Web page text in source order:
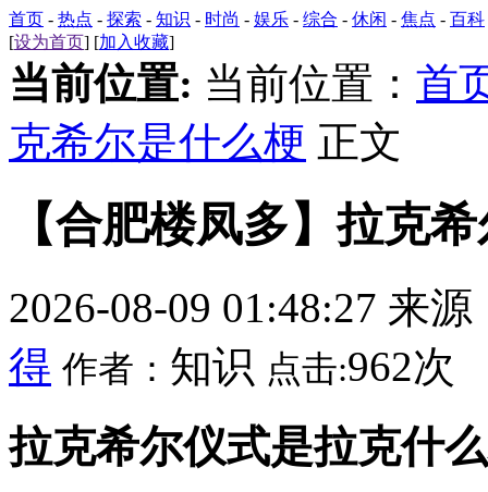
首页 - 热点 - 探索 - 知识 - 时尚 - 娱乐 - 综合 - 休闲 - 焦点 - 百科
[设为首页] [加入收藏]
当前位置: 当前位置： 首
克希尔是什么梗 正文
【合肥楼凤多】拉克
2026-08-09 01:48:27 来源
得 作者： 知识 点击:962次
拉克希尔仪式是拉克什